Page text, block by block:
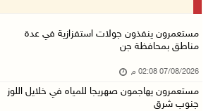
مستعمرون بحماية قوات الاحتلال يقتحمون
الاحتلال يقتحم بلدة طمون جنوب طوباس
مستعمرون ينفذون جولات استفزازية في عدة
مناطق بمحافظة جن
07/08/2026 02:08 م
مستعمرون يهاجمون صهريجا للمياه في خلايل اللوز
جنوب شرق